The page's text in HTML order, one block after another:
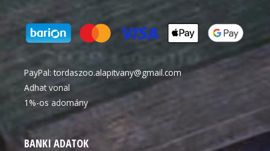
PayPal:tordaszoo.alapitvany@gmail.com
Adhat vonal
1%-os adomány
BANKI ADATOK